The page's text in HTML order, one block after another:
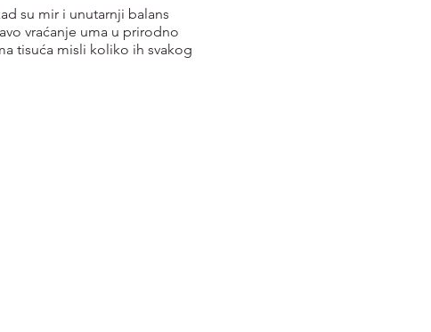
su mir i unutarnji balans
vraćanje uma u prirodno
tisuća misli koliko ih svakog
nije lako svladati ovu
se u studiju, a naša Tena
koju tom prilikom jasno